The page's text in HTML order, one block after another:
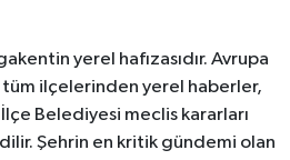
yerel hafızasıdır. Avrupa
tüm ilçelerinden yerel haberler,
Belediyesi meclis kararları
Şehrin en kritik gündemi olan